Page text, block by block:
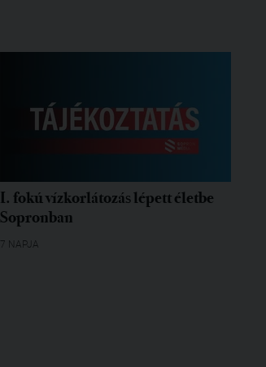
I. fokú vízkorlátozás lépett életbe
Sopronban
7 NAPJA